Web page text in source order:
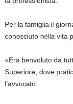
Per la famiglia il
conosciuto nella vita
«Era benvoluto da
Superiore, dove
l’avvocato.